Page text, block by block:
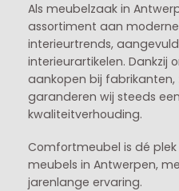
Als meubelzaak in
assortiment aan
interieurtrends,
interieurartikelen. Dankzij
aankopen bij fabrikanten,
garanderen wij steeds
kwaliteitverhouding.
Comfortmeubel is dé
meubels in Antwerpen,
jarenlange ervaring.